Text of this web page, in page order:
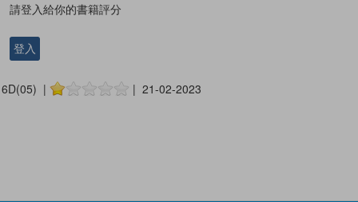
請登入給你的書籍評分
登入
6D(05) | | 21-02-2023